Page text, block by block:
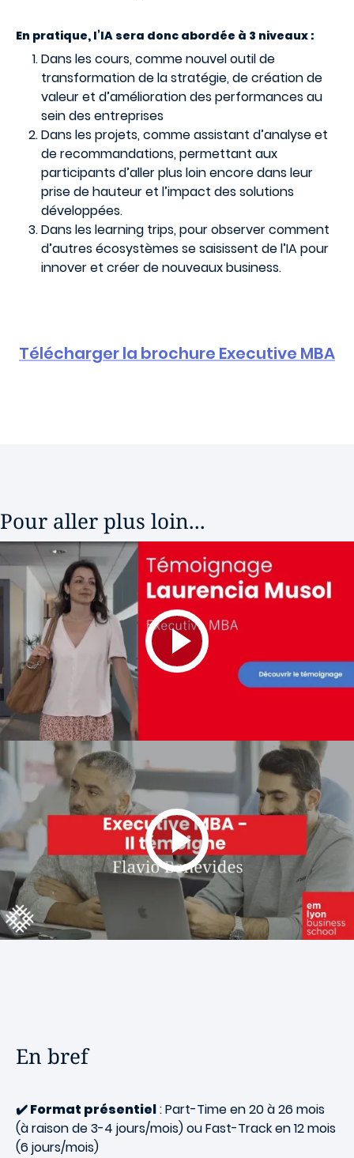
En pratique, l’IA sera donc abordée à 3 niveaux :
Dans les cours, comme nouvel outil de
transformation de la stratégie, de création de
valeur et d’amélioration des performances au
sein des entreprises
Dans les projets, comme assistant d’analyse et
de recommandations, permettant aux
participants d’aller plus loin encore dans leur
prise de hauteur et l’impact des solutions
développées.
Dans les learning trips, pour observer comment
d’autres écosystèmes se saisissent de l’IA pour
innover et créer de nouveaux business.
Télécharger la brochure Executive MBA
Pour aller plus loin...
En bref
✔️ Format présentiel: Part-Time en 20 à 26 mois
(à raison de 3-4 jours/mois) ou Fast-Track en 12 mois
(6 jours/mois)